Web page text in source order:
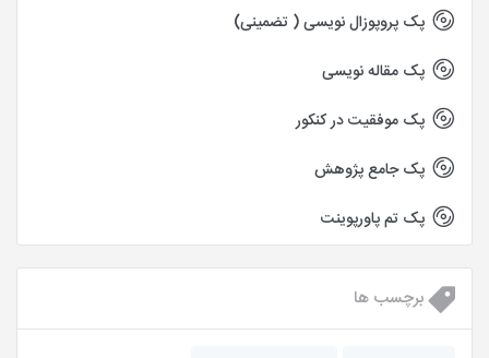
پک پروپوزال نویسی ( تضمینی)
پک مقاله نویسی
پک موفقیت در کنکور
پک جامع پژوهش
پک تم پاورپوینت
برچسب ها